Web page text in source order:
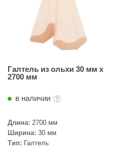
Галтель из ольхи 30 мм х
2700 мм
в наличии
Длина: 2700 мм
Ширина: 30 мм
Тип: Галтель